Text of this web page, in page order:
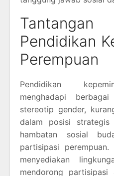
Pendidikan
Perempuan
Pendidikan
menghadapi
stereotip gender,
dalam posisi strategis
hambatan sosial
partisipasi
menyediakan
mendorong partisipasi